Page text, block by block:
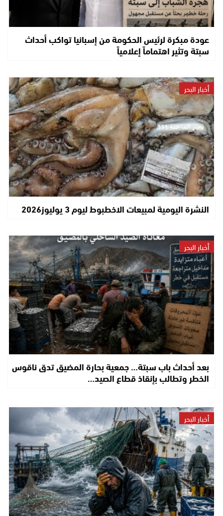
عودة مبكرة لرئيس الحكومة من إسبانيا تواكب أحداث
سبتة وتثير اهتماماً إعلامياً
أخبار البحر
النشرة اليومية لمبيعات الاخطبوط ليوم 3 يوليوز2026
أخبار البحر
بعد أحداث باب سبتة… جمعية بحارة المضيق تدق ناقوس
الخطر وتطالب بإنقاذ قطاع الصيد…
أخبار البحر